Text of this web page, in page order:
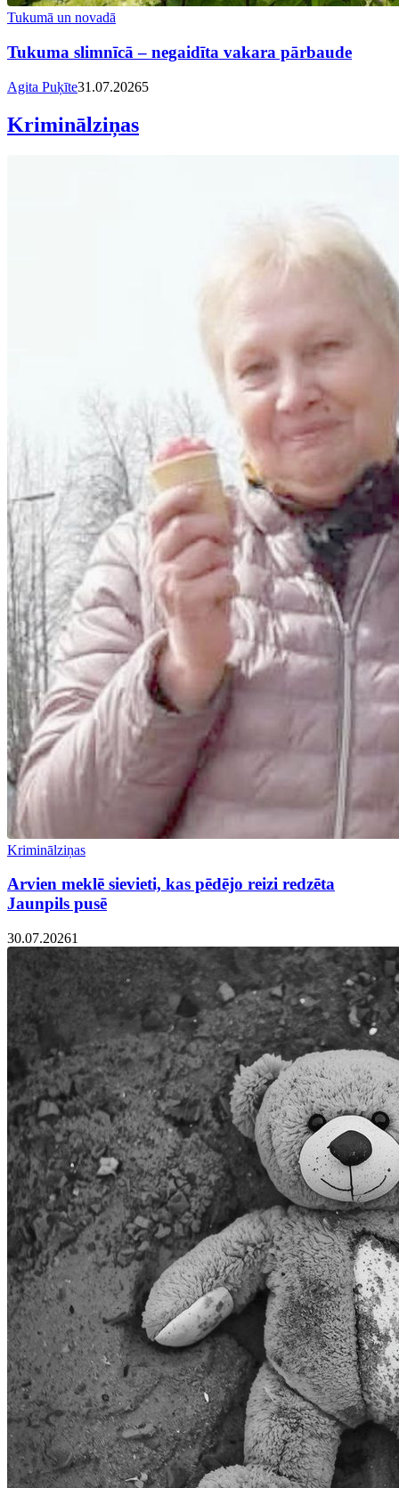
Tukumā un novadā
Tukuma slimnīcā – negaidīta vakara pārbaude
Agita Puķīte31.07.20265
Kriminālziņas
Kriminālziņas
Arvien meklē sievieti, kas pēdējo reizi redzēta
Jaunpils pusē
30.07.20261